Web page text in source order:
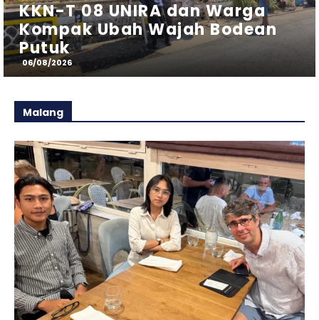
Melakukan Penyisiran Udara Di
Perairan Utara Kab. Sumenep,
Madura
06/08/2026
Malang